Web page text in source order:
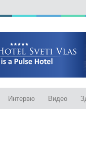
Интервю Видео